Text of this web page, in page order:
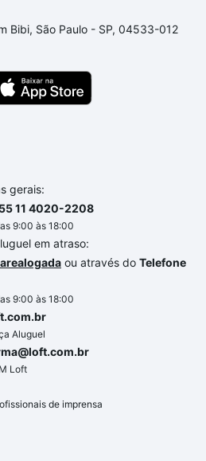
dos custos envolvidos
veja em nosso portal
apartamento
imóvel dos seus sonhos
Loft, com você até as
Bibi, São Paulo - SP, 04533-012
gerais:
11 4020-2208
9:00 às 18:00
em atraso:
ou através do Telefone
9:00 às 18:00
Aluguel
Loft
de imprensa